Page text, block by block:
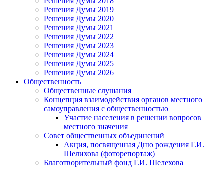
Решения Думы 2019
Решения Думы 2020
Решения Думы 2021
Решения Думы 2022
Решения Думы 2023
Решения Думы 2024
Решения Думы 2025
Решения Думы 2026
Общественность
Общественные слушания
Концепция взаимодействия органов местного
самоуправления с общественностью
Участие населения в решении вопросов
местного значения
Совет общественных объединений
Акция, посвященная Дню рождения Г.И.
Шелихова (фоторепортаж)
Благотворительный фонд Г.И. Шелехова